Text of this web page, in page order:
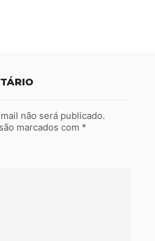
não será publicado.
marcados com *